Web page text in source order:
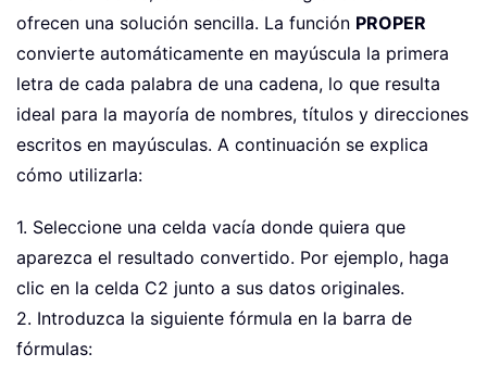
ofrecen una solución sencilla. La función PROPER
convierte automáticamente en mayúscula la primera
letra de cada palabra de una cadena, lo que resulta
ideal para la mayoría de nombres, títulos y direcciones
escritos en mayúsculas. A continuación se explica
cómo utilizarla:
1. Seleccione una celda vacía donde quiera que
aparezca el resultado convertido. Por ejemplo, haga
clic en la celda C2 junto a sus datos originales.
2. Introduzca la siguiente fórmula en la barra de
fórmulas: